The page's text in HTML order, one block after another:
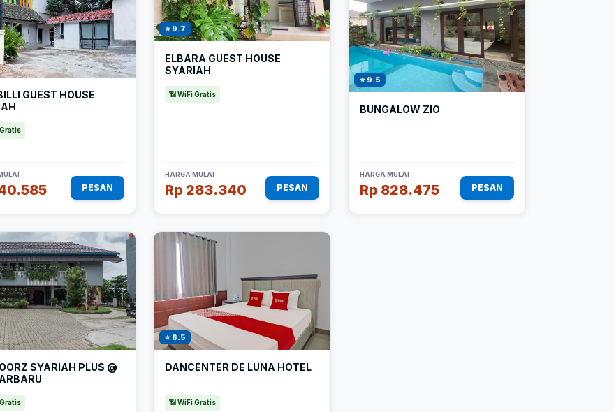
GUEST HOUSE
PESAN
⭐ 9.7
ELBARA GUEST HOUSE
SYARIAH
📶 WiFi Gratis
HARGA MULAI
Rp 283.340 PESAN
⭐ 9.5
BUNGALOW ZIO
HARGA MULAI
Rp 828.475 PESAN
SYARIAH PLUS @
⭐ 8.5
DANCENTER DE LUNA HOTEL
📶 WiFi Gratis